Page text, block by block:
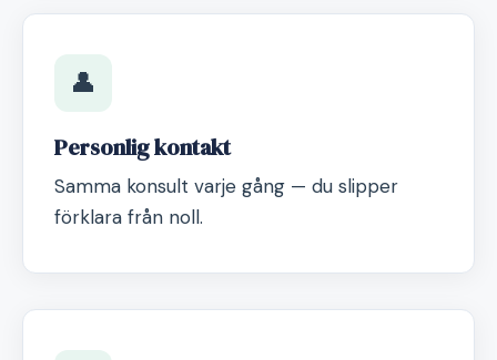
👤
Personlig kontakt
Samma konsult varje gång — du slipper
förklara från noll.